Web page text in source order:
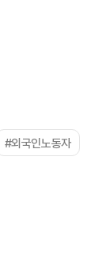
#외국인노동자